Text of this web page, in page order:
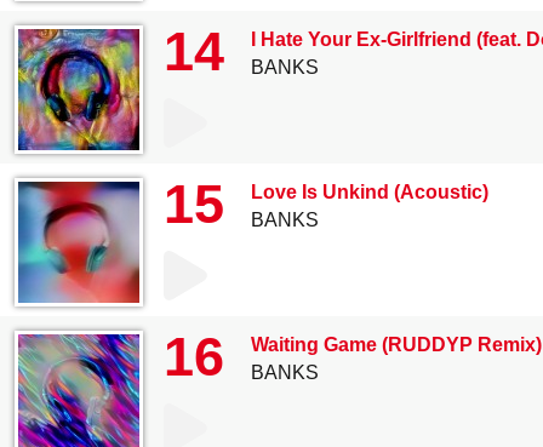
14
I Hate Your Ex-Girlfriend (feat.
BANKS
15
Love Is Unkind (Acoustic)
BANKS
16
Waiting Game (RUDDYP
BANKS